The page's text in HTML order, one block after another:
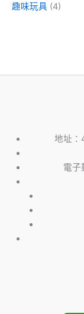
趣味玩具 (4)
地址：
電子